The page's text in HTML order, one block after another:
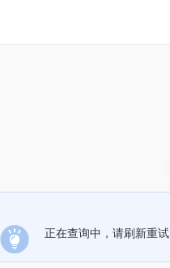
正在查询中，请刷新重试